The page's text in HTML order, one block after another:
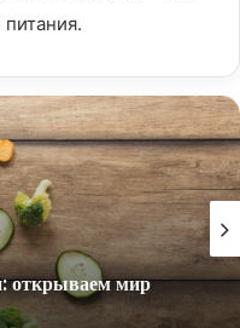
открываем мир